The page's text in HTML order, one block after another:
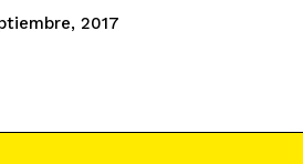
2017